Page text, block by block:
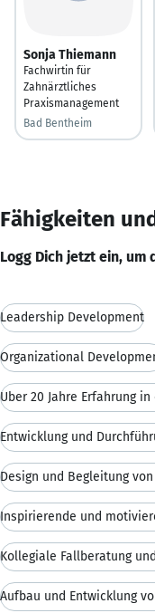
Sonja Thiemann
Fachwirtin für
Zahnärztliches
Praxismanagement
Bad Bentheim
Fähigkeiten
Logg Dich jetzt ein, um
Leadership Development
Organizational
Über 20 Jahre Erfahrung
Kollegiale Fallberatung
Aufbau und Entwicklung